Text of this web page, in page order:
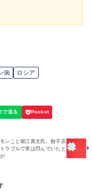
病
ロシア
ンこと堀江貴文氏、餃子店
ラブルで実は凹んでいたと